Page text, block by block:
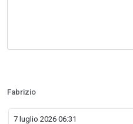
Fabrizio
7 luglio 2026 06:31